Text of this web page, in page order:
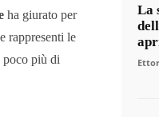
ha giurato per
rappresenti le
poco più di
La